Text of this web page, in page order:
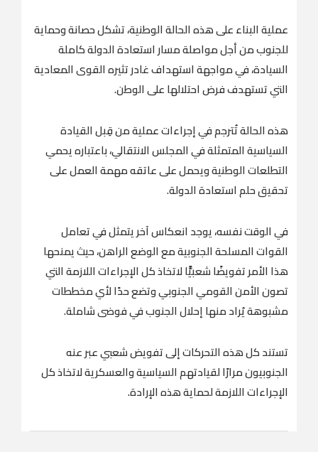
عملية البناء على هذه الحالة الوطنية، تشكل حصانة وحماية
للجنوب من أجل مواصلة مسار استعادة الدولة كاملة
السيادة، في مواجهة استهداف غادر تثيره القوى المعادية
التي تستهدف فرض احتلالها على الوطن.
هذه الحالة تُترجم في إجراءات عملية من قِبل القيادة
السياسية المتمثلة في المجلس الانتقالي، باعتباره يحمي
التطلعات الوطنية ويحمل على عاتقه مهمة العمل على
تحقيق حلم استعادة الدولة.
في الوقت نفسه، يوجد انعكاس آخر يتمثل في تعامل
القوات المسلحة الجنوبية مع الوضع الراهن، حيث يمنحها
هذا الأمر تفويضًا شعبيًّا لاتخاذ كل الإجراءات اللازمة التي
تصون الأمن القومي الجنوبي وتضع حدًا لأي مخططات
مشبوهة يُراد منها إحلال الجنوب في فوضى شاملة.
تستند كل هذه التحركات إلى تفويض شعبي عبر عنه
الجنوبيون مرارًا لقيادتهم السياسية والعسكرية لاتخاذ كل
الإجراءات اللازمة لحماية هذه الإرادة.